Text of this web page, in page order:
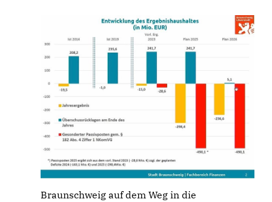
Braunschweig auf dem Weg in die